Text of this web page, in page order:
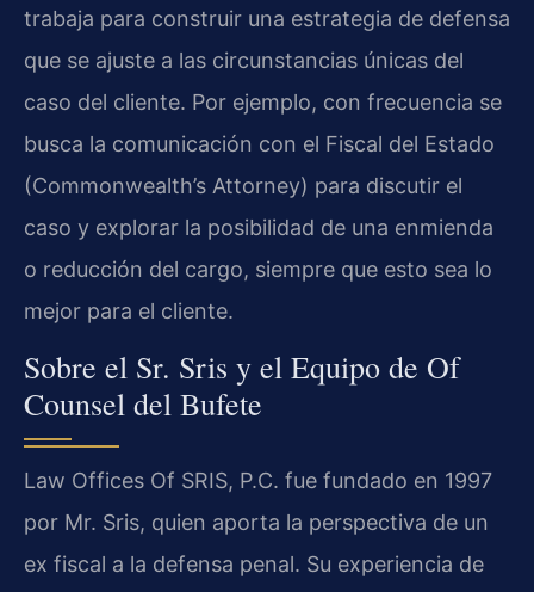
trabaja para construir una estrategia de defensa
que se ajuste a las circunstancias únicas del
caso del cliente. Por ejemplo, con frecuencia se
busca la comunicación con el Fiscal del Estado
(Commonwealth’s Attorney) para discutir el
caso y explorar la posibilidad de una enmienda
o reducción del cargo, siempre que esto sea lo
mejor para el cliente.
Sobre el Sr. Sris y el Equipo de Of
Counsel del Bufete
Law Offices Of SRIS, P.C. fue fundado en 1997
por Mr. Sris, quien aporta la perspectiva de un
ex fiscal a la defensa penal. Su experiencia de